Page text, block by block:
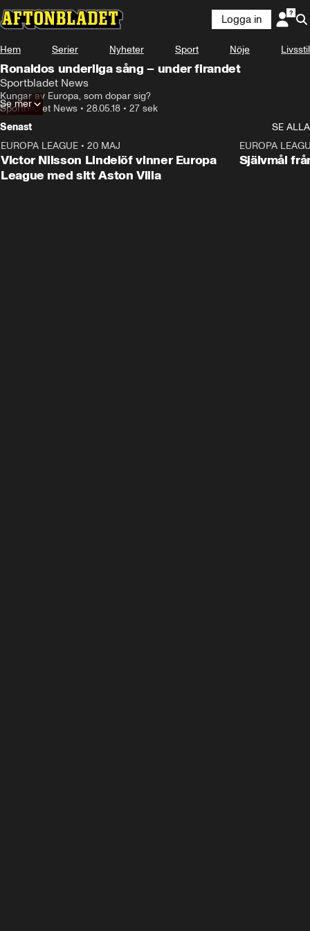
Logga in
Hem Serier Nyheter Sport Nöje Livsstil
Ronaldos underliga sång – under firandet
Sportbladet News
Kungar av Europa, som dopar sig?
Sportbladet News • 28.05.18 • 27 sek
Se mer
Senast
SE ALLA
EUROPA LEAGUE • 20 MAJ
Victor Nilsson Lindelöf vinner Europa
League med sitt Aston Villa
EUROPA
Självmål